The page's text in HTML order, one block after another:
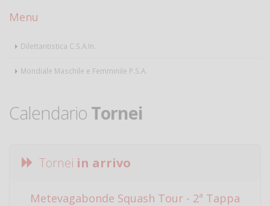
Menu
Dilettantistica C.S.A.In.
Mondiale Maschile e Femminile P.S.A.
Calendario Tornei
Tornei in arrivo
Metevagabonde Squash Tour - 2ª Tappa